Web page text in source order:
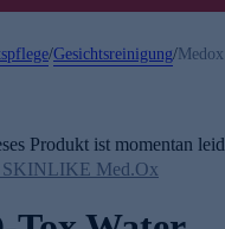
/Gesichtsreinigung/
Produkt ist momentan
Med.Ox